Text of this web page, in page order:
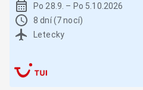
Po 28.9. – Po 5.10.2026
8 dní (7 nocí)
Letecky